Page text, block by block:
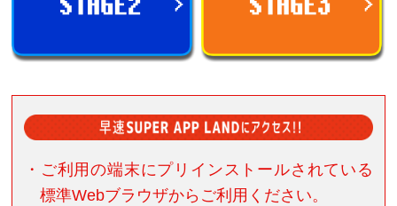
・ご利用の端末にプリインストールされている
標準Webブラウザからご利用ください。